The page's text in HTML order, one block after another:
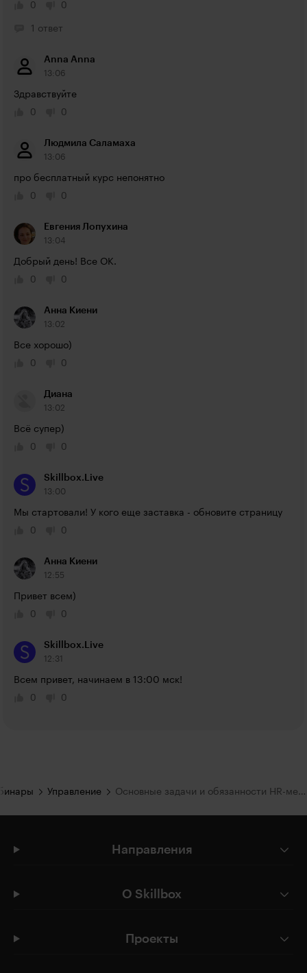
0
0
1 ответ
Anna Anna
13:06
Здравствуйте
0
0
Людмила Саламаха
13:06
про бесплатный курс непонятно
0
0
Евгения Лопухина
13:04
Добрый день! Все ОК.
0
0
Анна Киени
13:02
Все хорошо)
0
0
Диана
13:02
Всё супер)
0
0
Skillbox.Live
13:00
Мы стартовали! У кого еще заставка - обновите страницу
0
0
Анна Киени
12:55
Привет всем)
0
0
Skillbox.Live
12:31
Всем привет, начинаем в 13:00 мск!
0
0
Управление Основные задачи и обязанности HR-менеджера
Направления
О Skillbox
Проекты